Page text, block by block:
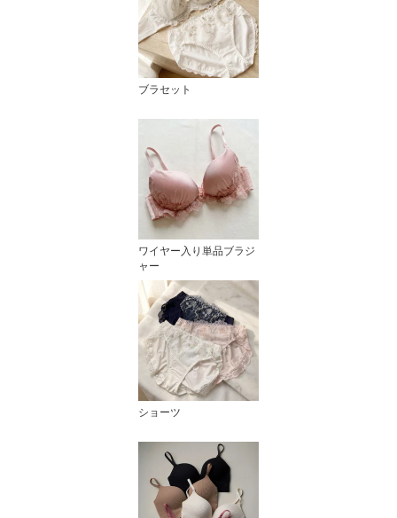
ブラセット
ワイヤー入り単品ブラジ
ャー
ショーツ